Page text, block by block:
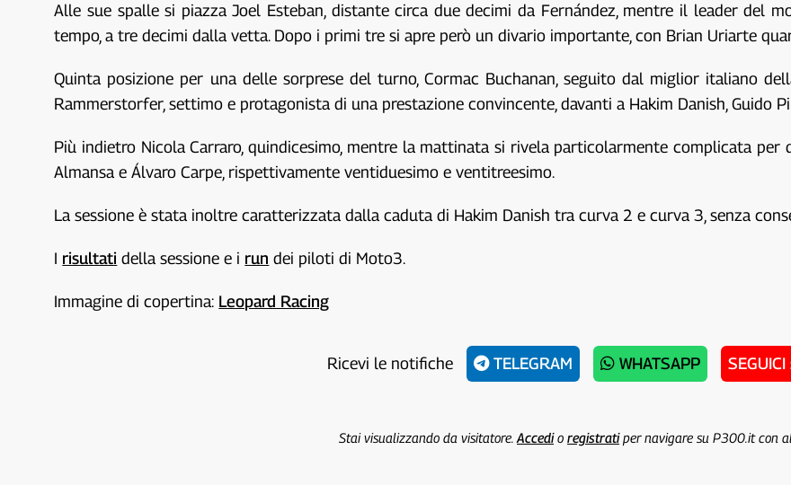
Alle sue spalle si piazza Joel Esteban, distante circa due decimi da Fernández, mentre il leader del
tempo, a tre decimi dalla vetta. Dopo i primi tre si apre però un divario importante, con Brian Uriarte
Quinta posizione per una delle sorprese del turno, Cormac Buchanan, seguito dal miglior italiano
Rammerstorfer, settimo e protagonista di una prestazione convincente, davanti a Hakim Danish, Guido
Più indietro Nicola Carraro, quindicesimo, mentre la mattinata si rivela particolarmente complicata
Almansa e Álvaro Carpe, rispettivamente ventiduesimo e ventitreesimo.
La sessione è stata inoltre caratterizzata dalla caduta di Hakim Danish tra curva 2 e curva 3, senza
I risultati della sessione e i run dei piloti di Moto3.
Immagine di copertina: Leopard Racing
Ricevi le notifiche TELEGRAM WHATSAPP
Stai visualizzando da visitatore. Accedio registratiper navigare su P300.it con